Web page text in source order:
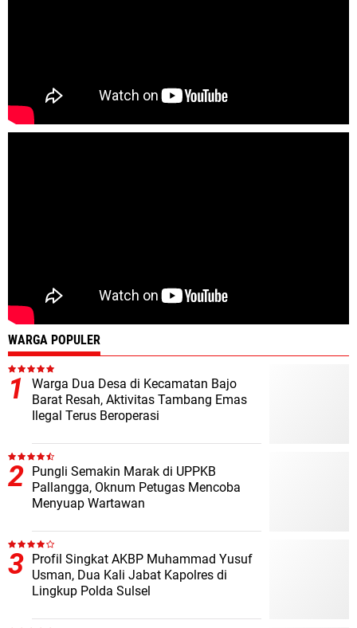
WARGA POPULER
Warga Dua Desa di Kecamatan Bajo
Barat Resah, Aktivitas Tambang Emas
Ilegal Terus Beroperasi
Pungli Semakin Marak di UPPKB
Pallangga, Oknum Petugas Mencoba
Menyuap Wartawan
Profil Singkat AKBP Muhammad Yusuf
Usman, Dua Kali Jabat Kapolres di
Lingkup Polda Sulsel